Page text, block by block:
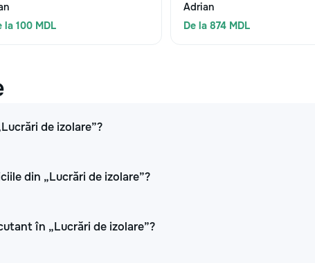
la 100 MDL
Adrian
De la 874 MDL
de izolare”?
din „Lucrări de izolare”?
în „Lucrări de izolare”?